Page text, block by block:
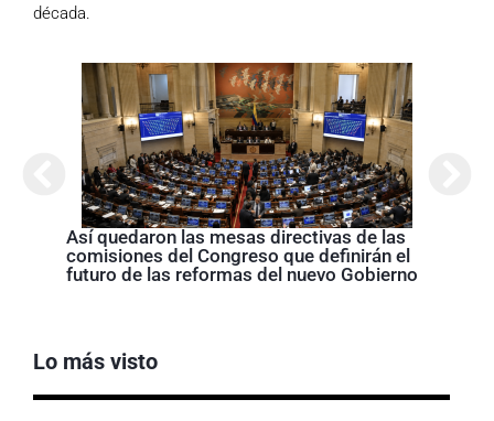
década.
Así quedaron las mesas directivas de las
comisiones del Congreso que definirán el
futuro de las reformas del nuevo Gobierno
Lo más visto